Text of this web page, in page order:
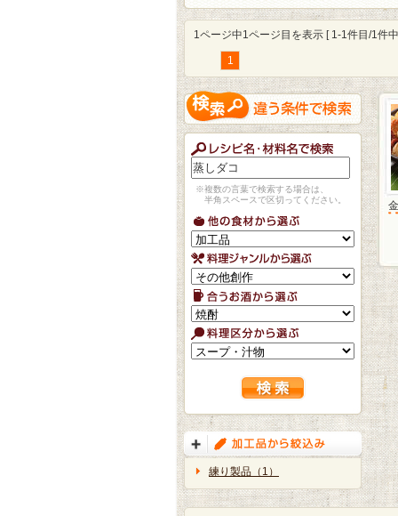
1ページ中1ページ目を表示 [ 1-1件目/1件
1
※複数の言葉で検索する場合は、
半角スペースで区切ってください。
練り製品（1）